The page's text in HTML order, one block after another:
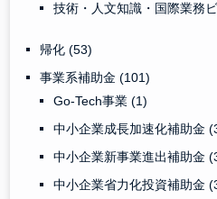
技術・人文知識・国際業務
帰化(53)
事業系補助金(101)
Go-Tech事業(1)
中小企業成長加速化補助金
中小企業新事業進出補助金
中小企業省力化投資補助金